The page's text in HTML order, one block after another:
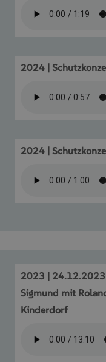
2024 |
2024 |
2023 | 24.12.2023
Sigmund mit
Kinderdorf